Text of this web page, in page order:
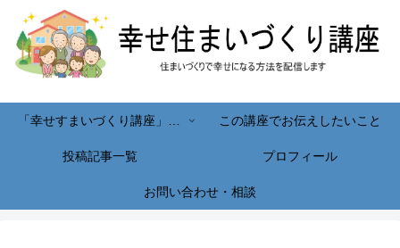
この講座でお伝えしたいこと
投稿記事一覧 プロフィール
お問い合わせ・相談